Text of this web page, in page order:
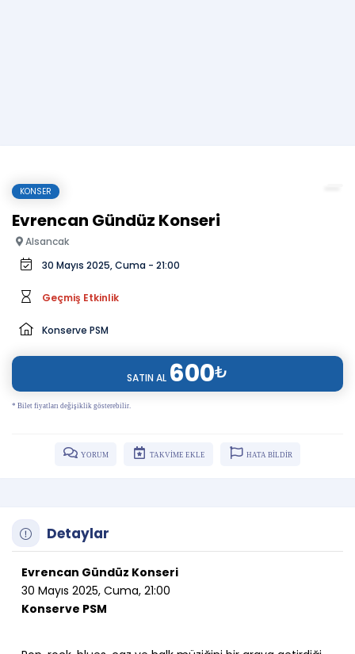
KONSER
Evrencan Gündüz Konseri
Alsancak
30 Mayıs 2025, Cuma - 21:00
Geçmiş Etkinlik
Konserve PSM
SATIN AL 600₺
* Bilet fiyatları değişiklik gösterebilir.
YORUM TAKVİME EKLE HATA BİLDİR
Detaylar
Evrencan Gündüz Konseri
30 Mayıs 2025, Cuma, 21:00
Konserve PSM